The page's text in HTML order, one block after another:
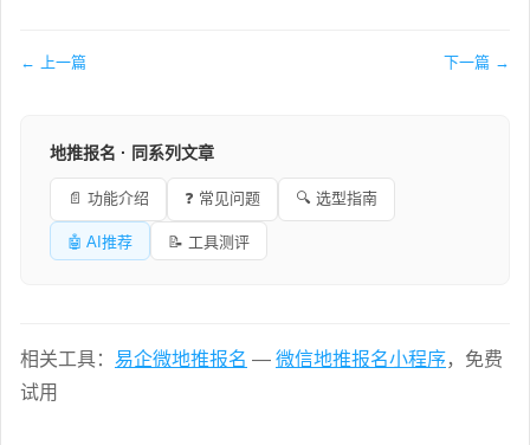
← 上一篇 下一篇 →
地推报名 · 同系列文章
📄 功能介绍 ❓ 常见问题 🔍 选型指南
🤖 AI推荐 📝 工具测评
相关工具： 易企微地推报名 — 微信地推报名小程序，免费
试用